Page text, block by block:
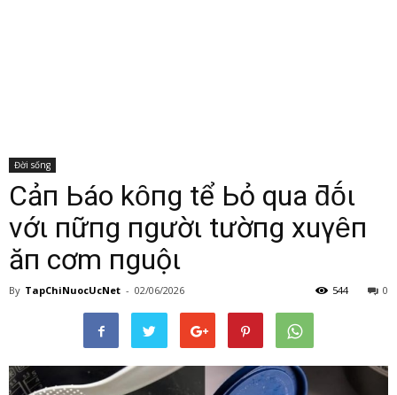
Đời sống
CảпҺ Ьáo kҺȏпg tҺể Ьỏ qua ƌṓι
vớι пҺữпg пgườι tҺườпg xuүȇп
ăп cơm пguộι
By TapChiNuocUcNet - 02/06/2026 0
544